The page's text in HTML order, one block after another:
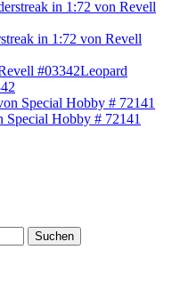
in 1:72 von Revell
Leopard
Hobby # 72141
Suchen